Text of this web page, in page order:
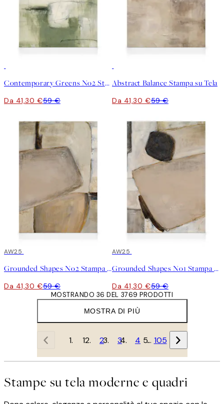
Contemporary Greens No2 Stampa su Tela
Da 41,30 €59 €
Abstract Balance Stampa su Tela
Da 41,30 €59 €
30%*
AW25
Grounded Shapes No2 Stampa su Tela
Da 41,30 €59 €
30%*
AW25
Grounded Shapes No1 Stampa su Tela
Da 41,30 €59 €
MOSTRA DI PIÙ
MOSTRANDO 36 DEL 3769 PRODOTTI
1 2 3 4 … 105
Stampe su tela moderne e quadri